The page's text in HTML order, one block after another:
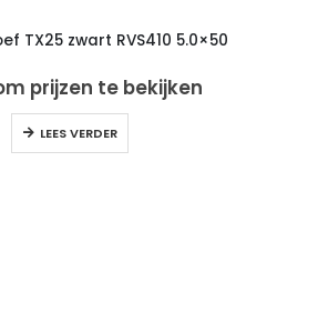
TX25 zwart RVS410 5.0×50
prijzen te bekijken
LEES VERDER